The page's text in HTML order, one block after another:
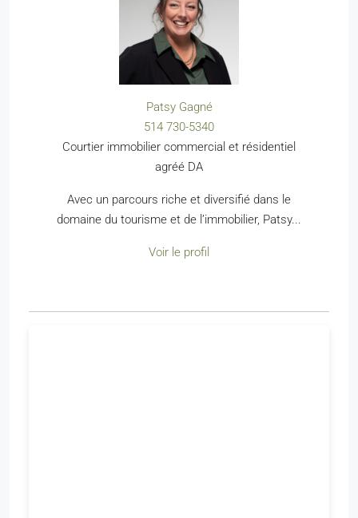
Patsy Gagné
514 730-5340
Courtier immobilier commercial et résidentiel
agréé DA
Avec un parcours riche et diversifié dans le
domaine du tourisme et de l’immobilier, Patsy...
Voir le profil